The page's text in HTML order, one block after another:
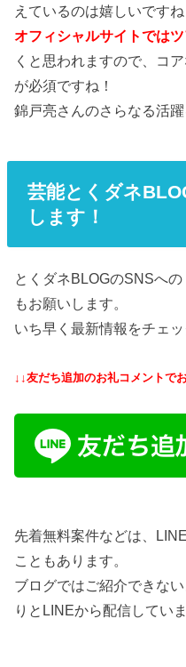
えているのは嬉しいですね
オフィシャルサイトでは
くと思われますので、コ
が必須ですね！
錦戸亮さんのさらなる活
芸能とくダネ
します！
とくダネBLOGのSNSへの
もお願いします。
いち早く最新情報をチェ
↓↓友だち追加のお礼コメントで
先着無料案件などは、
こともあります。
ブログではご紹介できな
りとLINEから配信していま